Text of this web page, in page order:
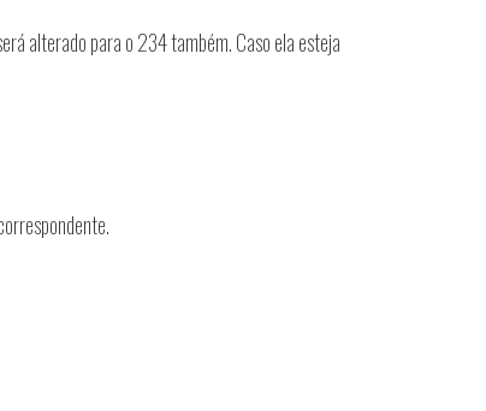
alterado para o 234 também. Caso ela esteja